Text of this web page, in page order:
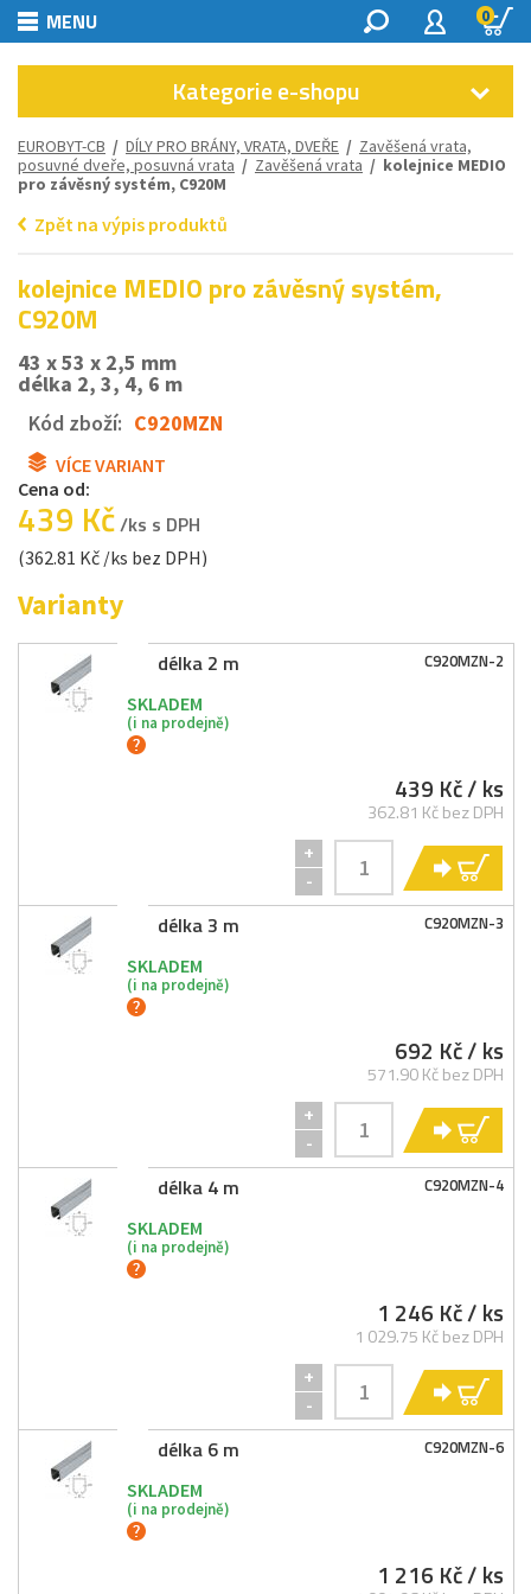
MENU 0
Kategorie e-shopu
EUROBYT-CB / DÍLY PRO BRÁNY, VRATA, DVEŘE / Zavěšená vrata,
posuvné dveře, posuvná vrata / Zavěšená vrata / kolejnice MEDIO
pro závěsný systém, C920M
Zpět na výpis produktů
kolejnice MEDIO pro závěsný systém,
C920M
43 x 53 x 2,5 mm
délka 2, 3, 4, 6 m
Kód zboží: C920MZN
VÍCE VARIANT
Cena od:
439 Kč/ks s DPH
(362.81 Kč /ks bez DPH)
Varianty
C920MZN-2
délka 2 m
SKLADEM
(i na prodejně)
439 Kč/ ks
362.81 Kč bez DPH
+
-
C920MZN-3
délka 3 m
SKLADEM
(i na prodejně)
692 Kč/ ks
571.90 Kč bez DPH
+
-
C920MZN-4
délka 4 m
SKLADEM
(i na prodejně)
1 246 Kč/ ks
1 029.75 Kč bez DPH
+
-
C920MZN-6
délka 6 m
SKLADEM
(i na prodejně)
1 216 Kč/ ks